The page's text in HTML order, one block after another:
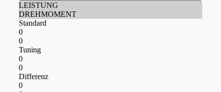
LEISTUNG
DREHMOMENT
Standard
0
0
Tuning
0
0
Differenz
0